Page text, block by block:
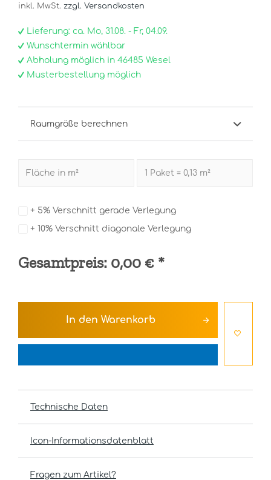
inkl. MwSt. zzgl. Versandkosten
Lieferung: ca. Mo, 31.08. - Fr, 04.09.
Wunschtermin wählbar
Abholung möglich in 46485 Wesel
Musterbestellung möglich
Raumgröße berechnen
+ 5% Verschnitt gerade Verlegung
+ 10% Verschnitt diagonale Verlegung
Gesamtpreis: 0,00 € *
In den Warenkorb
Technische Daten
Icon-Informationsdatenblatt
Fragen zum Artikel?